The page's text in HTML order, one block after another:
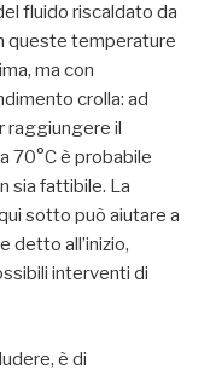
fluido riscaldato da
queste temperature
ma con
crolla: ad
raggiungere il
70°C è probabile
sia fattibile. La
sotto può aiutare a
detto all’inizio,
interventi di
è di